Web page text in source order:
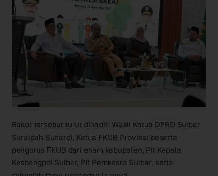
Rakor tersebut turut dihadiri Wakil Ketua DPRD Sulbar
Suraidah Suhardi, Ketua FKUB Provinsi beserta
pengurus FKUB dari enam kabupaten, Plt Kepala
Kesbangpol Sulbar, Plt Pemkesra Sulbar, serta